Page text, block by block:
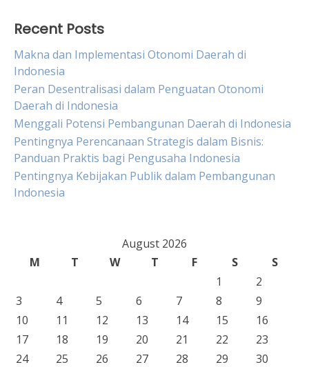
Recent Posts
Makna dan Implementasi Otonomi Daerah di
Indonesia
Peran Desentralisasi dalam Penguatan Otonomi
Daerah di Indonesia
Menggali Potensi Pembangunan Daerah di Indonesia
Pentingnya Perencanaan Strategis dalam Bisnis:
Panduan Praktis bagi Pengusaha Indonesia
Pentingnya Kebijakan Publik dalam Pembangunan
Indonesia
August 2026
M
T W T F S
S
1
2
3
4 5 6 7 8
9
10
11 12 13 14 15
16
17
18 19 20 21 22
23
24
25 26 27 28 29 30